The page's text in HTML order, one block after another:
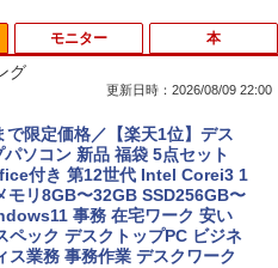
HD 12.5インチ SONY VAIO Pr
/ Windows11/ 超高性
代Core i5-1035G1/ 8GB/ 爆速
SSD/ カメラ/ 無線Wi-Fi
き/ Win11【中古ノートパソコ
ソコン 中古PC】税込送料無料
応 即日発送
グ
更新日時：2026/08/09 22:00
で限定価格／【楽天1位】デス
パソコン 新品 福袋 5点セット
付き 第12世代 Intel Corei3 1
モリ8GB〜32GB SSD256GB〜
事務 在宅ワーク 安い
ペック デスクトップPC ビジネ
ス業務 事務作業 デスクワーク
モニター 本